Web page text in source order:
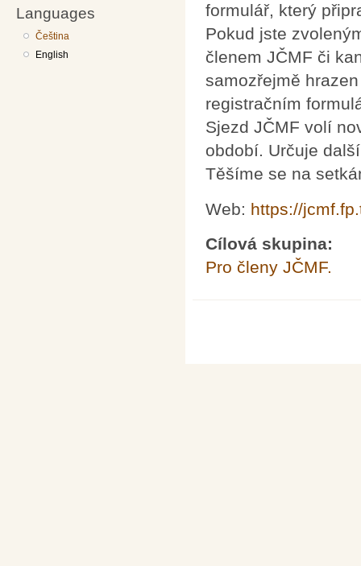
Languages
Čeština
English
formulář, který
Pokud jste
členem JČMF či
samozřejmě
registračním
Sjezd JČMF volí
období. Určuje
Těšíme se na
Web: https://
Cílová skupina:
Pro členy JČMF.